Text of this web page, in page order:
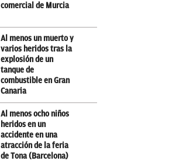
comercial de Murcia
Al menos un muerto y
varios heridos tras la
explosión de un
tanque de
combustible en Gran
Canaria
Al menos ocho niños
heridos en un
accidente en una
atracción de la feria
de Tona (Barcelona)